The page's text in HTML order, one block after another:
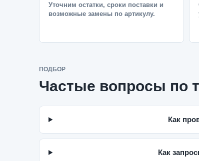
Уточним остатки, сроки поставки и
возможные замены по артикулу.
ПОДБОР
Частые вопросы по
Как
Как